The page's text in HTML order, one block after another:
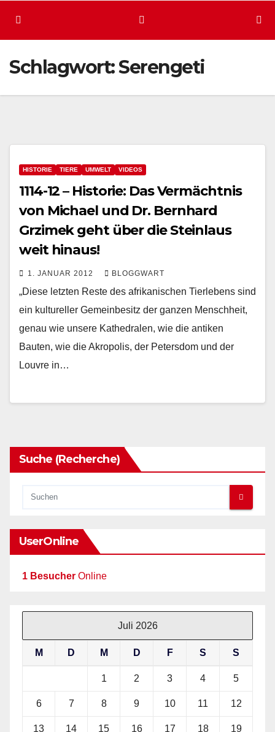
Schlagwort:Serengeti
HISTORIE TIERE UMWELT VIDEOS
1114-12 – Historie: Das Vermächtnis
von Michael und Dr. Bernhard
Grzimek geht über die Steinlaus
weit hinaus!
1. JANUAR 2012 BLOGGWART
„Diese letzten Reste des afrikanischen Tierlebens sind
ein kultureller Gemeinbesitz der ganzen Menschheit,
genau wie unsere Kathedralen, wie die antiken
Bauten, wie die Akropolis, der Petersdom und der
Louvre in…
Suche (Recherche)
UserOnline
1 Besucher Online
Juli 2026
M D M D F S S
1 2 3 4 5
6 7 8 9 10 11 12
13 14 15 16 17 18 19